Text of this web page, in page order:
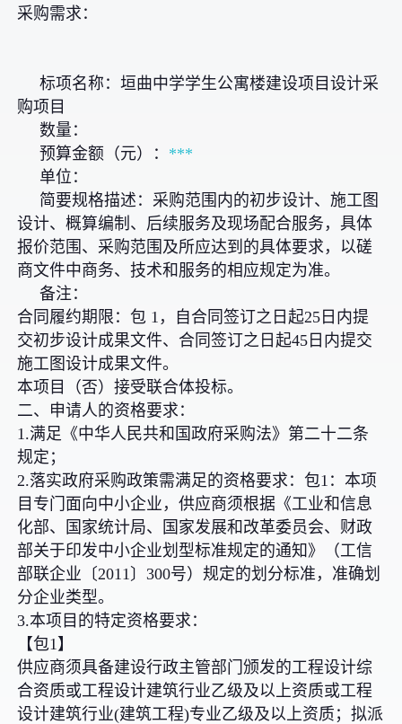
采购需求：
标项名称：垣曲中学学生公寓楼建设项目设计采
购项目
数量：
预算金额（元）： ***
单位：
简要规格描述：采购范围内的初步设计、施工图
设计、概算编制、后续服务及现场配合服务，具体
报价范围、采购范围及所应达到的具体要求，以磋
商文件中商务、技术和服务的相应规定为准。
备注：
合同履约期限：包 1，自合同签订之日起25日内提
交初步设计成果文件、合同签订之日起45日内提交
施工图设计成果文件。
本项目（否）接受联合体投标。
二、申请人的资格要求：
1.满足《中华人民共和国政府采购法》第二十二条
规定；
2.落实政府采购政策需满足的资格要求：包1：本项
目专门面向中小企业，供应商须根据《工业和信息
化部、国家统计局、国家发展和改革委员会、财政
部关于印发中小企业划型标准规定的通知》（工信
部联企业〔2011〕300号）规定的划分标准，准确划
分企业类型。
3.本项目的特定资格要求：
【包1】
供应商须具备建设行政主管部门颁发的工程设计综
合资质或工程设计建筑行业乙级及以上资质或工程
设计建筑行业(建筑工程)专业乙级及以上资质；拟派